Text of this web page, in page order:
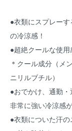
●衣類にスプレー
の冷涼感！
●超絶クールな使
＊クール成分（メ
ニリルブチル）
●おでかけ、通勤
非常に強い冷涼感
●衣類についた汗